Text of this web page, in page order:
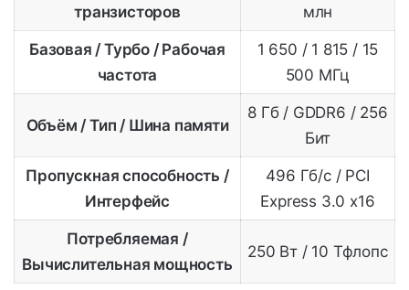
транзисторов
млн
Базовая / Турбо / Рабочая
частота
1 650 / 1 815 / 15
500 МГц
Объём / Тип / Шина памяти
8 Гб / GDDR6 / 256
Бит
Пропускная способность /
Интерфейс
496 Гб/с / PCI
Express 3.0 x16
Потребляемая /
Вычислительная мощность
250 Вт / 10 Тфлопс